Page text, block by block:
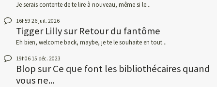
Je serais contente de te lire à nouveau, même si le...
16h59 26 juil. 2026
Tigger LillysurRetour du fantôme
Eh bien, welcome back, maybe, je te le souhaite en tout...
19h06 15 déc. 2023
BlopsurCe que font les bibliothécaires quand
vous ne...